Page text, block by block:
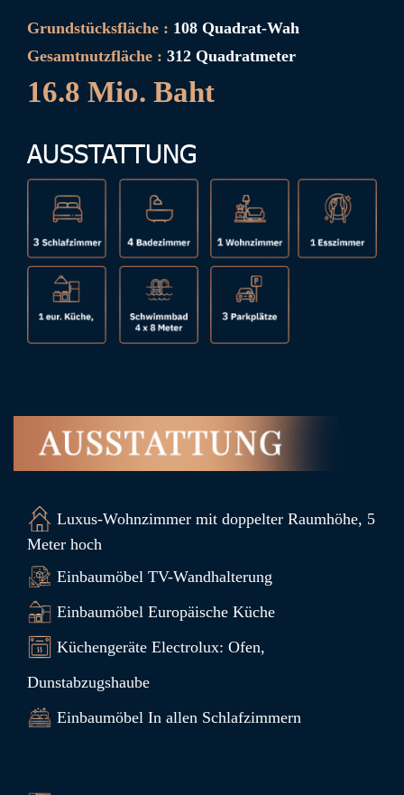
Grundstücksfläche : 108 Quadrat-Wah
Gesamtnutzfläche : 312 Quadratmeter
16.8 Mio. Baht
AUSSTATTUNG
Luxus-Wohnzimmer mit doppelter Raumhöhe, 5
Meter hoch
Einbaumöbel TV-Wandhalterung
Einbaumöbel Europäische Küche
Küchengeräte Electrolux: Ofen,
Dunstabzugshaube
Einbaumöbel In allen Schlafzimmern